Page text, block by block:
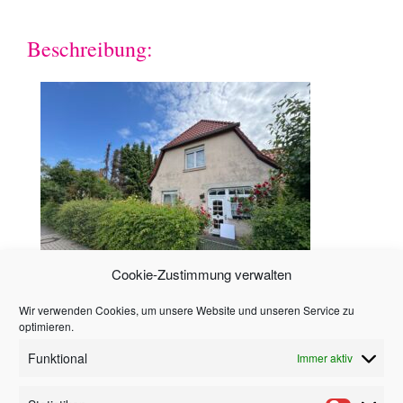
Cookie-Zustimmung verwalten
Wir verwenden Cookies, um unsere Website und unseren Service zu
optimieren.
Funktional Immer aktiv
Beschreibung:
Hinweis
Alle in diesem Angebot enthaltenen Angaben,